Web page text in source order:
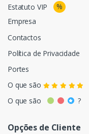
Estatuto VIP
%
Empresa
Contactos
Política de Privacidade
Portes
O que são
O que são
?
Opções de Cliente